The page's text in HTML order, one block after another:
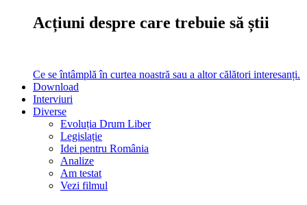
Acțiuni despre care trebuie să știi
Ce se întâmplă în curtea noastră sau a altor călători interesanți.
Download
Interviuri
Diverse
Evoluția Drum Liber
Legislație
Idei pentru România
Analize
Am testat
Vezi filmul